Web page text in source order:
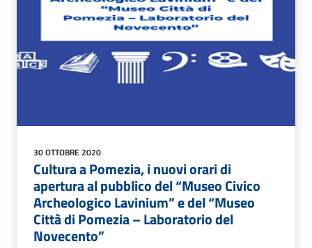
30 OTTOBRE 2020
Cultura a Pomezia, i nuovi orari di
apertura al pubblico del “Museo Civico
Archeologico Lavinium” e del “Museo
Città di Pomezia – Laboratorio del
Novecento”